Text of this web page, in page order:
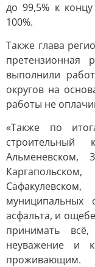
до 99,5% к
100%.
Также глава
претензионная
выполнили
округов на
работы не
«Также по
Альменевском,
муниципальных
асфальта, и
принимать
неуважение и